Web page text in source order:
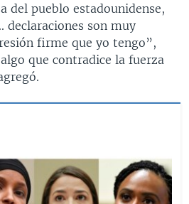
del pueblo estadounidense,
declaraciones son muy
firme que yo tengo”,
que contradice la fuerza